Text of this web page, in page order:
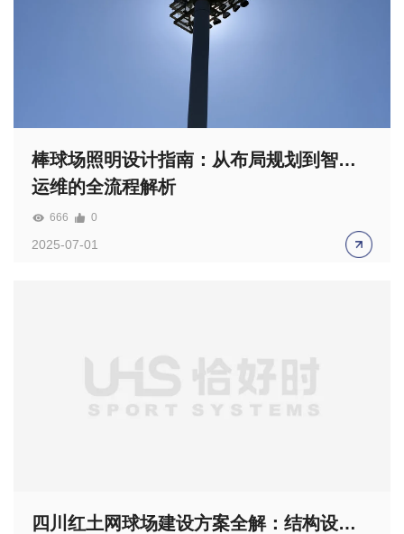
棒球场照明设计指南：从布局规划到智能
运维的全流程解析
666 0
2025-07-01
四川红土网球场建设方案全解：结构设